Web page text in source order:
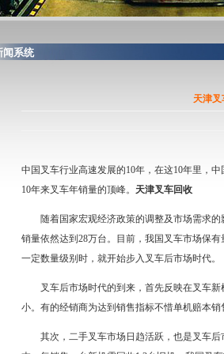
系统
天津
中国叉车行业高速发展的10年，在这10年里，
10年来叉车年销量的顶峰。
天津叉车回收
随着国家宏观经济政策的调整及市场需求的
销量依然达到28万台。目前，我国叉车市场保
一定数量级别时，就开始步入叉车后市场时代。
叉车后市场时代的到来，首先反映在叉车新
小。有的经销商为达到销售指标不惜单机赔本销
其次，二手叉车市场日趋活跃，也是叉车后